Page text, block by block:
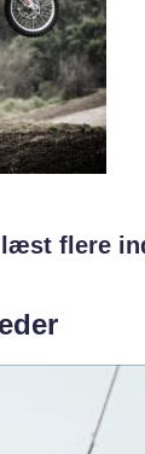
læst flere